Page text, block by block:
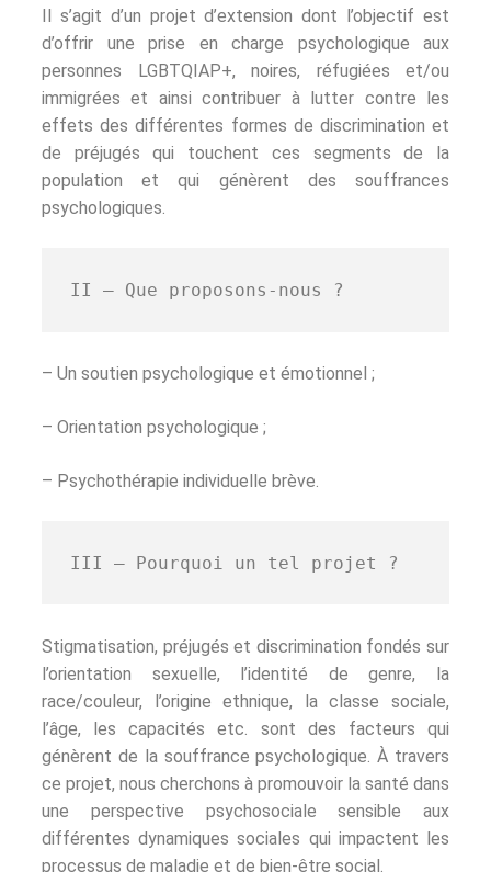
Il s’agit d’un projet d’extension dont l’objectif est
d’offrir une prise en charge psychologique aux
personnes LGBTQIAP+, noires, réfugiées et/ou
immigrées et ainsi contribuer à lutter contre les
effets des différentes formes de discrimination et
de préjugés qui touchent ces segments de la
population et qui génèrent des souffrances
psychologiques.
II – Que proposons-nous ?
– Un soutien psychologique et émotionnel ;
– Orientation psychologique ;
– Psychothérapie individuelle brève.
III – Pourquoi un tel projet ?
Stigmatisation, préjugés et discrimination fondés sur
l’orientation sexuelle, l’identité de genre, la
race/couleur, l’origine ethnique, la classe sociale,
l’âge, les capacités etc. sont des facteurs qui
génèrent de la souffrance psychologique. À travers
ce projet, nous cherchons à promouvoir la santé dans
une perspective psychosociale sensible aux
différentes dynamiques sociales qui impactent les
processus de maladie et de bien-être social.